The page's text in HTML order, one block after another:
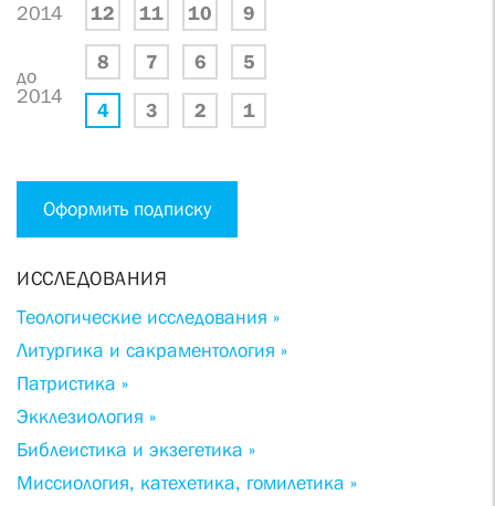
2014 12 11 10 9
до
2014
8 7 6 5
4 3 2 1
Оформить подписку
ИССЛЕДОВАНИЯ
Теологические исследования »
Литургика и сакраментология »
Патристика »
Экклезиология »
Библеистика и экзегетика »
Миссиология, катехетика, гомилетика »